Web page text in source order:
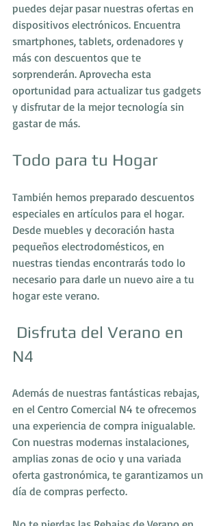
puedes dejar pasar nuestras ofertas en
dispositivos electrónicos. Encuentra
smartphones, tablets, ordenadores y
más con descuentos que te
sorprenderán. Aprovecha esta
oportunidad para actualizar tus gadgets
y disfrutar de la mejor tecnología sin
gastar de más.
Todo para tu Hogar
También hemos preparado descuentos
especiales en artículos para el hogar.
Desde muebles y decoración hasta
pequeños electrodomésticos, en
nuestras tiendas encontrarás todo lo
necesario para darle un nuevo aire a tu
hogar este verano.
N4
Además de nuestras fantásticas rebajas,
en el Centro Comercial N4 te ofrecemos
una experiencia de compra inigualable.
Con nuestras modernas instalaciones,
amplias zonas de ocio y una variada
oferta gastronómica, te garantizamos un
día de compras perfecto.